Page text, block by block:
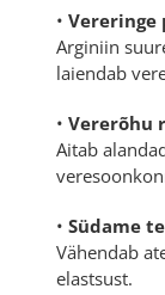
• Vereringe
Arginiin
laiendab
• Vererõhu
Aitab
• Südame
Vähendab
elastsust.